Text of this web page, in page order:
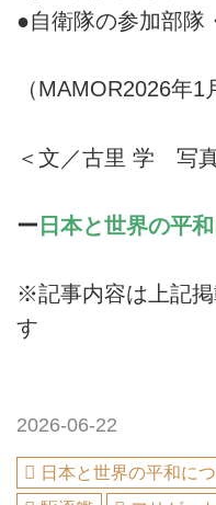
●自衛隊の参加部隊
（MAMOR2026年1
＜文／古里 学 写
ー 日本と世界の平
※記事内容は上記
す
2026-06-22
日本と世界の平和に